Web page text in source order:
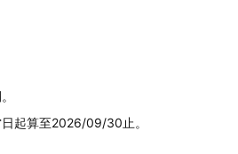
起算至2026/09/30止。